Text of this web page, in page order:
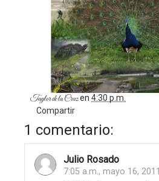
Taylor de la Cruzen 4:30 p.m.
Compartir
1 comentario:
Julio Rosado
7:05 a.m., mayo 16, 2011